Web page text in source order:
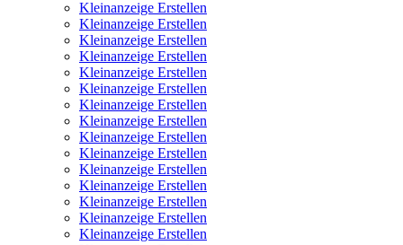
Kleinanzeige Erstellen
Kleinanzeige Erstellen
Kleinanzeige Erstellen
Kleinanzeige Erstellen
Kleinanzeige Erstellen
Kleinanzeige Erstellen
Kleinanzeige Erstellen
Kleinanzeige Erstellen
Kleinanzeige Erstellen
Kleinanzeige Erstellen
Kleinanzeige Erstellen
Kleinanzeige Erstellen
Kleinanzeige Erstellen
Kleinanzeige Erstellen
Kleinanzeige Erstellen